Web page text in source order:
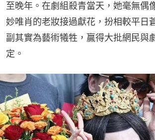
至晚年。在劇組殺青當天，她毫無偶
妙唯肖的老妝接過獻花，扮相較平日
副其實為藝術犧牲，贏得大批網民與
定。